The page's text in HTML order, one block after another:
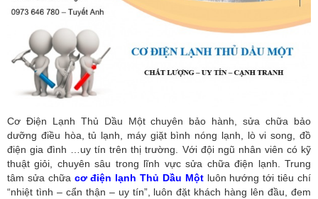
Cơ Điện Lạnh Thủ Dầu Một chuyên bảo hành, sửa chữa bảo
dưỡng điều hòa, tủ lạnh, máy giặt bình nóng lạnh, lò vi song, đồ
điện gia đình …uy tín trên thị trường. Với đội ngũ nhân viên có kỹ
thuật giỏi, chuyên sâu trong lĩnh vực sửa chữa điện lạnh. Trung
tâm sửa chữa cơ điện lạnh Thủ Dầu Mộtluôn hướng tới tiêu chí
“nhiệt tình – cẩn thận – uy tín”, luôn đặt khách hàng lên đầu, đem